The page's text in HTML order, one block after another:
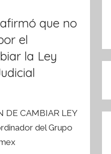
que no
el
la Ley
DE CAMBIAR LEY
del Grupo